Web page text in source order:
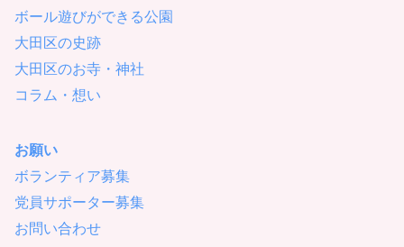
ボール遊びができる公園
大田区の史跡
大田区のお寺・神社
コラム・想い
お願い
ボランティア募集
党員サポーター募集
お問い合わせ